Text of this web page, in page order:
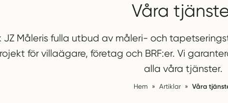
Våra
JZ Måleris fulla utbud av måleri- och
för villaägare, företag och BRF:er. Vi
alla våra tjänster.
Hem » Artiklar » Våra